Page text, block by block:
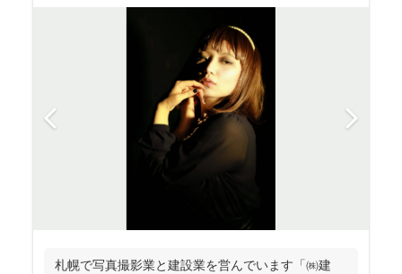
札幌で写真撮影業と建設業を営んでいます「㈱建